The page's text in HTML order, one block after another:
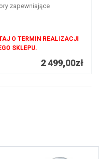
zapewniające
O TERMIN REALIZACJI
SKLEPU.
2 499,00zł